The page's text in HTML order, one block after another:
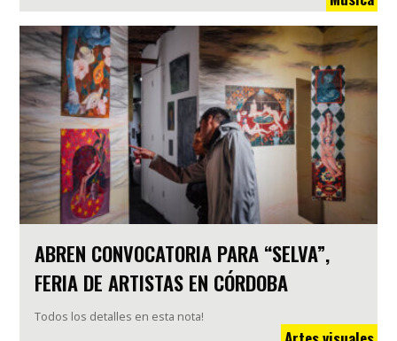
ABREN CONVOCATORIA PARA “SELVA”,
FERIA DE ARTISTAS EN CÓRDOBA
Todos los detalles en esta nota!